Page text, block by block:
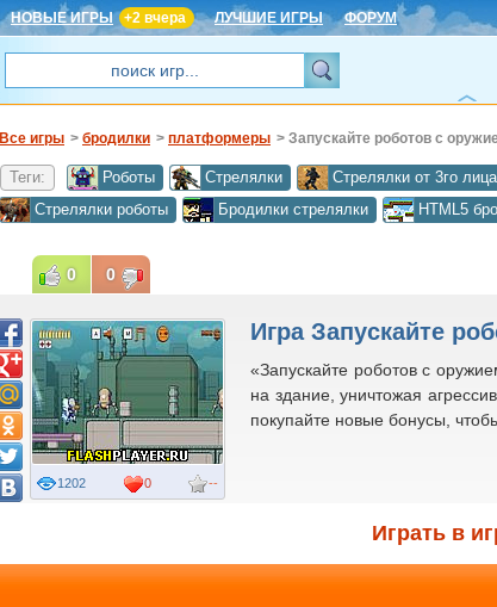
НОВЫЕ ИГРЫ +2 вчера ЛУЧШИЕ ИГРЫ ФОРУМ
Все игры > бродилки > платформеры > Запускайте роботов с
Теги: Роботы Стрелялки Стрелялки от 3го лица
Стрелялки роботы
Бродилки стрелялки HTML5
Игра Запускайте
«Запускайте роботов с
на здание, уничтожая
покупайте новые бонусы,
--
1202 0
0 0
Играть в